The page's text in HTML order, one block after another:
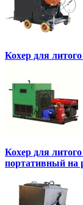
Кохер для
Кохер для
портативный на